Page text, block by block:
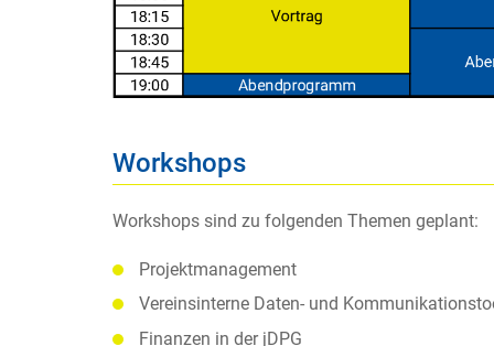
Workshops
Workshops sind zu folgenden Themen geplant:
Projektmanagement
Vereinsinterne Daten- und
Finanzen in der jDPG